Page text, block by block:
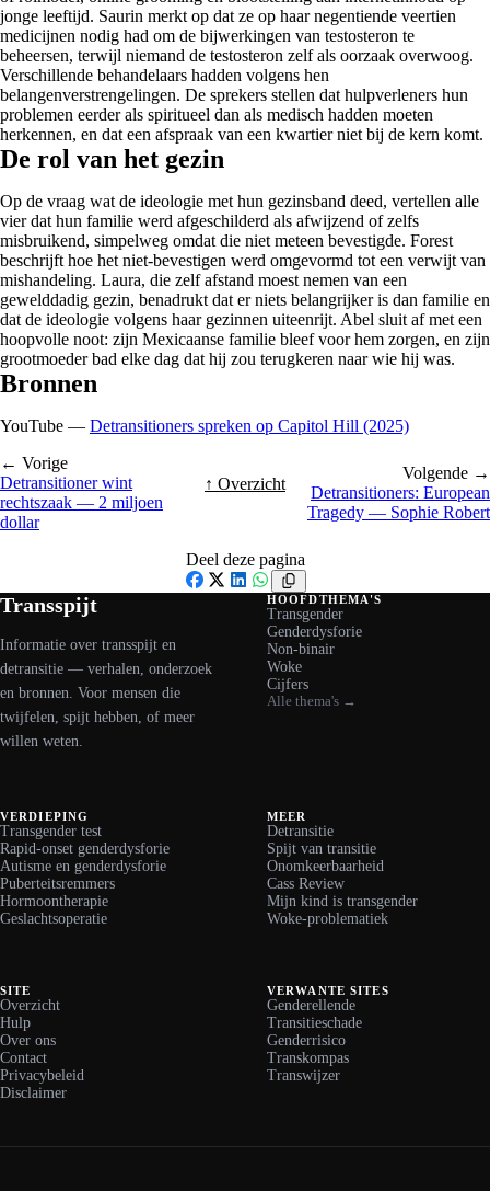
jonge leeftijd. Saurin merkt op dat ze op haar negentiende veertien
medicijnen nodig had om de bijwerkingen van testosteron te
beheersen, terwijl niemand de testosteron zelf als oorzaak overwoog.
Verschillende behandelaars hadden volgens hen
belangenverstrengelingen. De sprekers stellen dat hulpverleners hun
problemen eerder als spiritueel dan als medisch hadden moeten
herkennen, en dat een afspraak van een kwartier niet bij de kern komt.
De rol van het gezin
Op de vraag wat de ideologie met hun gezinsband deed, vertellen alle
vier dat hun familie werd afgeschilderd als afwijzend of zelfs
misbruikend, simpelweg omdat die niet meteen bevestigde. Forest
beschrijft hoe het niet-bevestigen werd omgevormd tot een verwijt van
mishandeling. Laura, die zelf afstand moest nemen van een
gewelddadig gezin, benadrukt dat er niets belangrijker is dan familie en
dat de ideologie volgens haar gezinnen uiteenrijt. Abel sluit af met een
hoopvolle noot: zijn Mexicaanse familie bleef voor hem zorgen, en zijn
grootmoeder bad elke dag dat hij zou terugkeren naar wie hij was.
Bronnen
YouTube — Detransitioners spreken op Capitol Hill (2025)
← Vorige
Detransitioner wint
rechtszaak — 2 miljoen
dollar
↑ Overzicht
Volgende →
Detransitioners: European
Tragedy — Sophie Robert
Deel deze pagina
Facebook
X LinkedIn
WhatsApp
Transspijt
Informatie over transspijt en
detransitie — verhalen, onderzoek
en bronnen. Voor mensen die
twijfelen, spijt hebben, of meer
willen weten.
HOOFDTHEMA'S
Transgender
Genderdysforie
Non-binair
Woke
Cijfers
Alle thema's →
VERDIEPING
Transgender test
Rapid-onset genderdysforie
Autisme en genderdysforie
Puberteitsremmers
Hormoontherapie
Geslachtsoperatie
MEER
Detransitie
Spijt van transitie
Onomkeerbaarheid
Cass Review
Mijn kind is transgender
Woke-problematiek
SITE
Overzicht
Hulp
Over ons
Contact
Privacybeleid
Disclaimer
VERWANTE SITES
Genderellende
Transitieschade
Genderrisico
Transkompas
Transwijzer